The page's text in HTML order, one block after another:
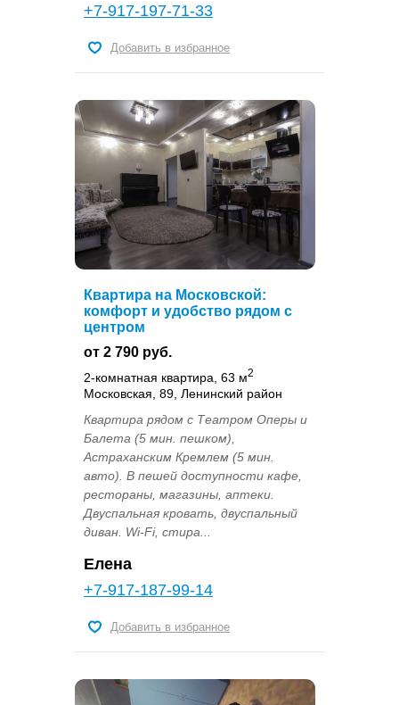
+7-917-197-71-33
Добавить в избранное
Квартира на Московской:
комфорт и удобство рядом с
центром
от 2 790 руб.
2-комнатная квартира, 63 м2
Московская, 89, Ленинский район
Квартира рядом с Театром Оперы и
Балета (5 мин. пешком),
Астраханским Кремлем (5 мин.
авто). В пешей доступности кафе,
рестораны, магазины, аптеки.
Двуспальная кровать, двуспальный
диван. Wi-Fi, стира...
Елена
+7-917-187-99-14
Добавить в избранное